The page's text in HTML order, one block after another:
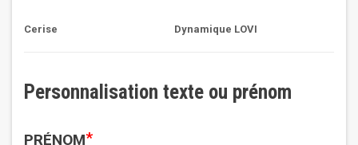
Cerise Dynamique LOVI
Personnalisation texte ou prénom
PRÉNOM*